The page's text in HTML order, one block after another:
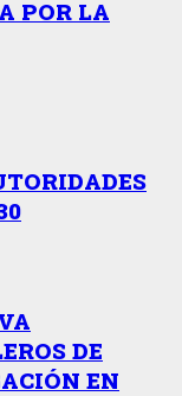
POR LA
DE
EN